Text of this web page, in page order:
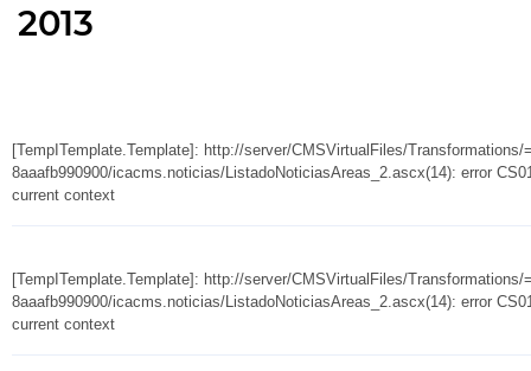
2013
[TempITemplate.Template]: http://server/CMSVirtualFiles/Transformations/
8aaafb990900/icacms.noticias/ListadoNoticiasAreas_2.ascx(14): error
current context
[TempITemplate.Template]: http://server/CMSVirtualFiles/Transformations/
8aaafb990900/icacms.noticias/ListadoNoticiasAreas_2.ascx(14): error
current context